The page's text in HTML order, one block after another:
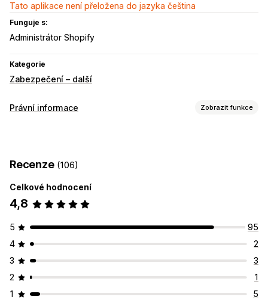
Tato aplikace není přeložena do jazyka čeština
Funguje s:
Administrátor Shopify
Kategorie
Zabezpečení – další
Právní informace Zobrazit funkce
Zaškrtávací pole
Automaticky otevíraná okna
Barva a písmo
Pozice widgetu
Recenze (106)
Celkové hodnocení
4,8
5
95
4
2
3
3
2
1
1
5